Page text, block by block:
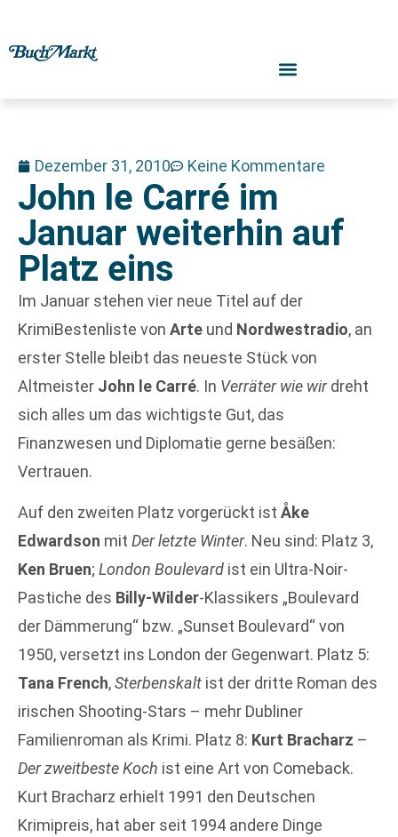
Dezember 31, 2010 Keine Kommentare
John le Carré im
Januar weiterhin auf
Platz eins
Im Januar stehen vier neue Titel auf der
KrimiBestenliste von Arte und Nordwestradio, an
erster Stelle bleibt das neueste Stück von
Altmeister John le Carré. In Verräter wie wirdreht
sich alles um das wichtigste Gut, das
Finanzwesen und Diplomatie gerne besäßen:
Vertrauen.
Auf den zweiten Platz vorgerückt ist Åke
Edwardson mit Der letzte Winter. Neu sind: Platz 3,
Ken Bruen; London Boulevard ist ein Ultra-Noir-
Pastiche des Billy-Wilder-Klassikers „Boulevard
der Dämmerung“ bzw. „Sunset Boulevard“ von
1950, versetzt ins London der Gegenwart. Platz 5:
Tana French,Sterbenskalt ist der dritte Roman des
irischen Shooting-Stars – mehr Dubliner
Familienroman als Krimi. Platz 8: Kurt Bracharz –
Der zweitbeste Koch ist eine Art von Comeback.
Kurt Bracharz erhielt 1991 den Deutschen
Krimipreis, hat aber seit 1994 andere Dinge